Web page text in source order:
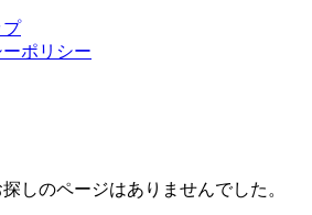
プ
ポリシー
しのページはありませんでした。